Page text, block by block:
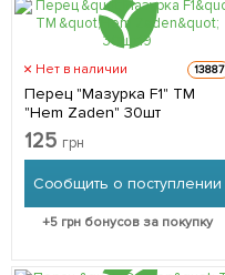
Нет в наличии 13887
Перец "Мазурка F1" ТМ
"Hem Zaden" 30шт
125 грн
Сообщить о поступлении
+5 грн бонусов за покупку